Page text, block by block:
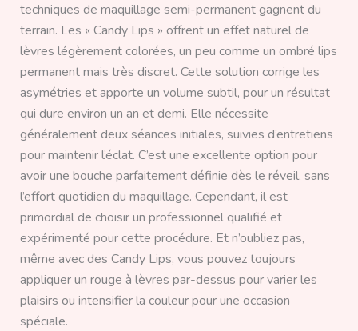
techniques de maquillage semi-permanent gagnent du
terrain. Les « Candy Lips » offrent un effet naturel de
lèvres légèrement colorées, un peu comme un ombré lips
permanent mais très discret. Cette solution corrige les
asymétries et apporte un volume subtil, pour un résultat
qui dure environ un an et demi. Elle nécessite
généralement deux séances initiales, suivies d’entretiens
pour maintenir l’éclat. C’est une excellente option pour
avoir une bouche parfaitement définie dès le réveil, sans
l’effort quotidien du maquillage. Cependant, il est
primordial de choisir un professionnel qualifié et
expérimenté pour cette procédure. Et n’oubliez pas,
même avec des Candy Lips, vous pouvez toujours
appliquer un rouge à lèvres par-dessus pour varier les
plaisirs ou intensifier la couleur pour une occasion
spéciale.